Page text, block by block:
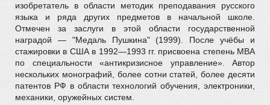
изобретатель в области методик преподавания русского
языка и ряда других предметов в начальной школе.
Отмечен за заслуги в этой области государственной
наградой — "Медаль Пушкина" (1999). После учёбы и
стажировки в США в 1992—1993 гг. присвоена степень МВА
по специальности «антикризисное управление». Автор
нескольких монографий, более сотни статей, более десяти
патентов РФ в области технологий обучения, электроники,
механики, оружейных систем.